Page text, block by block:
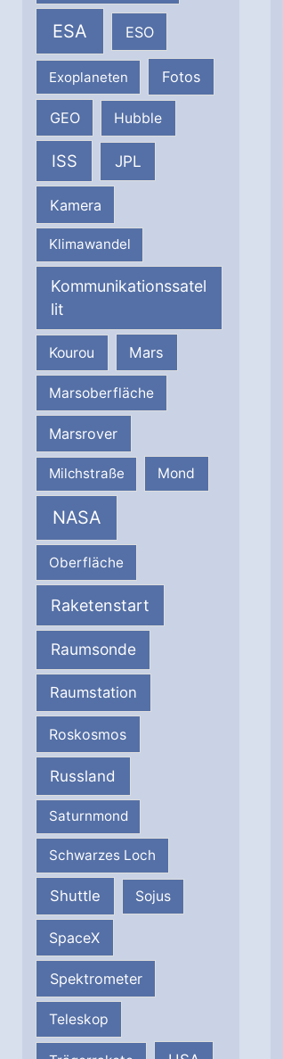
ESA ESO
Exoplaneten Fotos
GEO Hubble
ISS JPL
Kamera
Klimawandel
Kommunikationssatel
lit
Kourou Mars
Marsoberfläche
Marsrover
Milchstraße Mond
NASA
Oberfläche
Raketenstart
Raumsonde
Raumstation
Roskosmos
Russland
Saturnmond
Schwarzes Loch
Shuttle Sojus
SpaceX
Spektrometer
Teleskop